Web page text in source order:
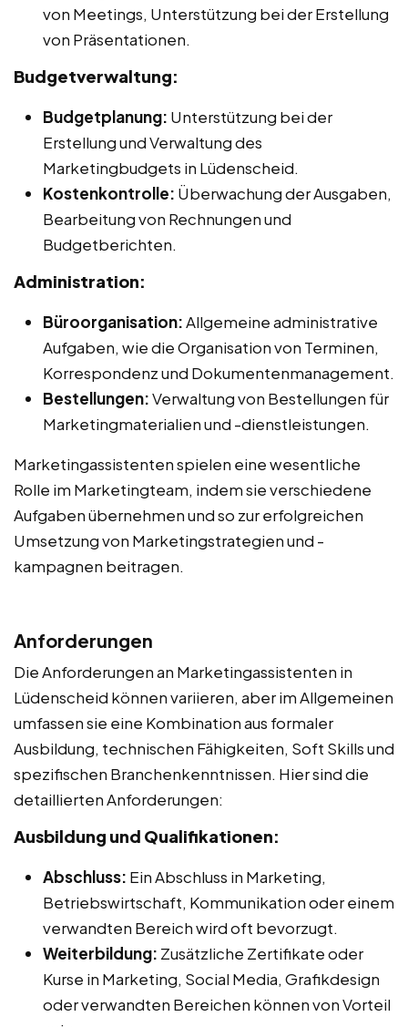
von Meetings, Unterstützung bei der Erstellung
von Präsentationen.
Budgetverwaltung:
Budgetplanung: Unterstützung bei der
Erstellung und Verwaltung des
Marketingbudgets in Lüdenscheid.
Kostenkontrolle: Überwachung der Ausgaben,
Bearbeitung von Rechnungen und
Budgetberichten.
Administration:
Büroorganisation:Allgemeine administrative
Aufgaben, wie die Organisation von Terminen,
Korrespondenz und Dokumentenmanagement.
Bestellungen:Verwaltung von Bestellungen für
Marketingmaterialien und -dienstleistungen.
Marketingassistenten spielen eine wesentliche
Rolle im Marketingteam, indem sie verschiedene
Aufgaben übernehmen und so zur erfolgreichen
Umsetzung von Marketingstrategien und -
kampagnen beitragen.
Anforderungen
Die Anforderungen an Marketingassistenten in
Lüdenscheid können variieren, aber im Allgemeinen
umfassen sie eine Kombination aus formaler
Ausbildung, technischen Fähigkeiten, Soft Skills und
spezifischen Branchenkenntnissen. Hier sind die
detaillierten Anforderungen:
Ausbildung und Qualifikationen:
Abschluss: Ein Abschluss in Marketing,
Betriebswirtschaft, Kommunikation oder einem
verwandten Bereich wird oft bevorzugt.
Weiterbildung: Zusätzliche Zertifikate oder
Kurse in Marketing, Social Media, Grafikdesign
oder verwandten Bereichen können von Vorteil